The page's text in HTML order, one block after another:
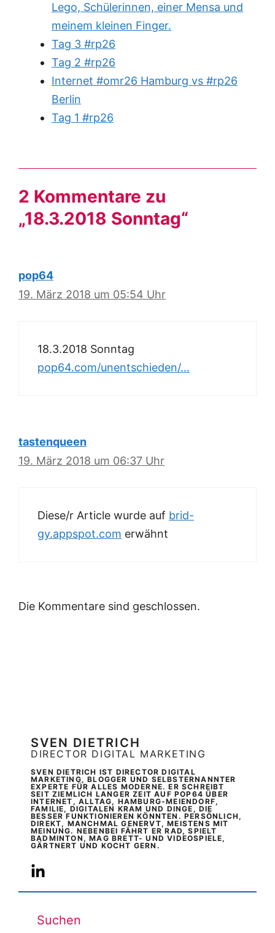
Lego, Schülerinnen, einer Mensa und
meinem kleinen Finger.
Tag 3 #rp26
Tag 2 #rp26
Internet #omr26 Hamburg vs #rp26
Berlin
Tag 1 #rp26
2 Kommentare zu
„18.3.2018 Sonntag“
pop64
19. März 2018 um 05:54 Uhr
18.3.2018 Sonntag
pop64.com/unentschieden/…
tastenqueen
19. März 2018 um 06:37 Uhr
Diese/r Article wurde auf brid-
gy.appspot.com erwähnt
Die Kommentare sind geschlossen.
SVEN DIETRICH
DIRECTOR DIGITAL MARKETING
SVEN DIETRICH IST DIRECTOR DIGITAL
MARKETING, BLOGGER UND SELBSTERNANNTER
EXPERTE FÜR ALLES MODERNE. ER SCHREIBT
SEIT ZIEMLICH LANGER ZEIT AUF POP64 ÜBER
INTERNET, ALLTAG, HAMBURG-MEIENDORF,
FAMILIE, DIGITALEN KRAM UND DINGE, DIE
BESSER FUNKTIONIEREN KÖNNTEN. PERSÖNLICH,
DIREKT, MANCHMAL GENERVT, MEISTENS MIT
MEINUNG. NEBENBEI FÄHRT ER RAD, SPIELT
BADMINTON, MAG BRETT- UND VIDEOSPIELE,
GÄRTNERT UND KOCHT GERN.
Suchen